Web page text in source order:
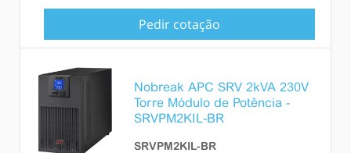
Pedir cotação
Nobreak APC SRV 2kVA 230V
Torre Módulo de Potência -
SRVPM2KIL-BR
SRVPM2KIL-BR